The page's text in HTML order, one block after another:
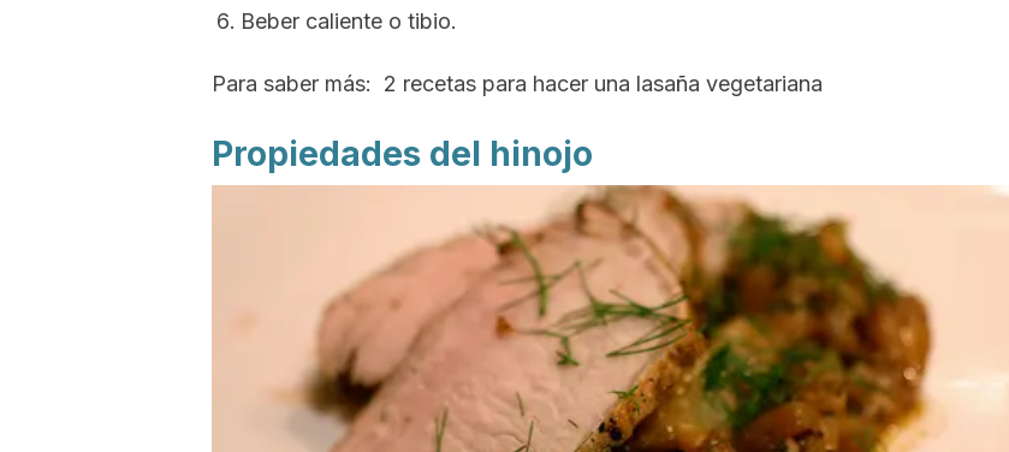
Beber caliente o tibio.
Para saber más: 2 recetas para hacer una lasaña vegetariana
Propiedades del hinojo